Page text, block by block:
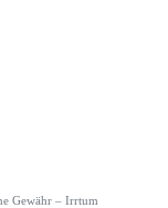
Gewähr – Irrtum